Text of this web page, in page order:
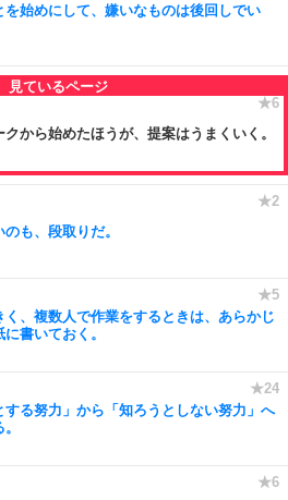
を始めにして、嫌いなものは後回しでい
から始めたほうが、提案はうまくいく。
も、段取りだ。
く、複数人で作業をするときは、あらかじ
書いておく。
する努力」から「知ろうとしない努力」へ